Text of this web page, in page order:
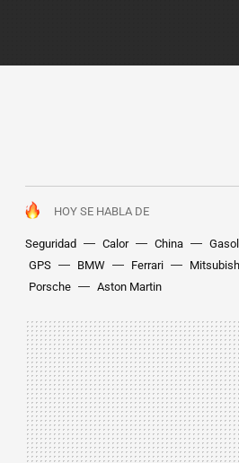
HOY SE HABLA DE
Seguridad Calor China
GPS
BMW Ferrari
Porsche
Aston Martin